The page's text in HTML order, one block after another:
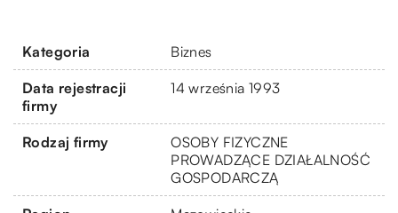
Kategoria Biznes
Data rejestracji
firmy
14 września 1993
Rodzaj firmy
OSOBY FIZYCZNE
PROWADZĄCE DZIAŁALNOŚĆ
GOSPODARCZĄ